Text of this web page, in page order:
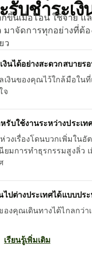
รับชำระเงิ
ขึ้นเมื่อโอน ใช้จ่าย แล
มาจัดการทุกอย่างที่ต้อ
ว
งินได้อย่างสะดวกสบายร
เงินของคุณไว้ใกล้มือในที่
จ
รับใช้งานระหว่างประเท
วงเรื่องโดนบวกเพิ่มในอั
ยมการทำธุรกรรมสูงลิ่ว
ไปต่างประเทศได้แบบปร
องคุณเดินทางได้ไกลกว่า
เรียนรู้เพิ่มเติม